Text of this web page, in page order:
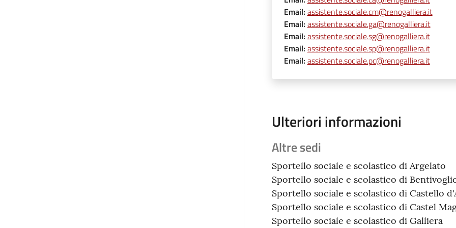
Email: assistente.sociale.cm@renogalliera.it
Email: assistente.sociale.ga@renogalliera.it
Email: assistente.sociale.sg@renogalliera.it
Email: assistente.sociale.sp@renogalliera.it
Email: assistente.sociale.pc@renogalliera.it
Ulteriori informazioni
Altre sedi
Sportello sociale e scolastico di Argelato
Sportello sociale e scolastico di
Sportello sociale e scolastico di Castello
Sportello sociale e scolastico di Castel
Sportello sociale e scolastico di Galliera